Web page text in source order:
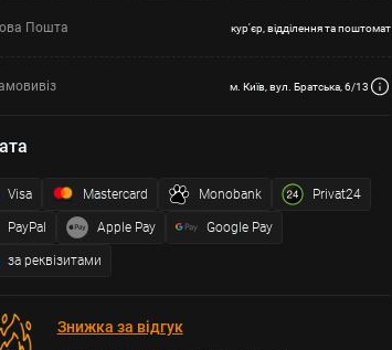
Пошта кур'єр, відділення та поштомат
м. Київ, вул. Братська, 6/13
Visa Mastercard Monobank Privat24
PayPal Apple Pay Google Pay
за реквізитами
Знижка за відгук